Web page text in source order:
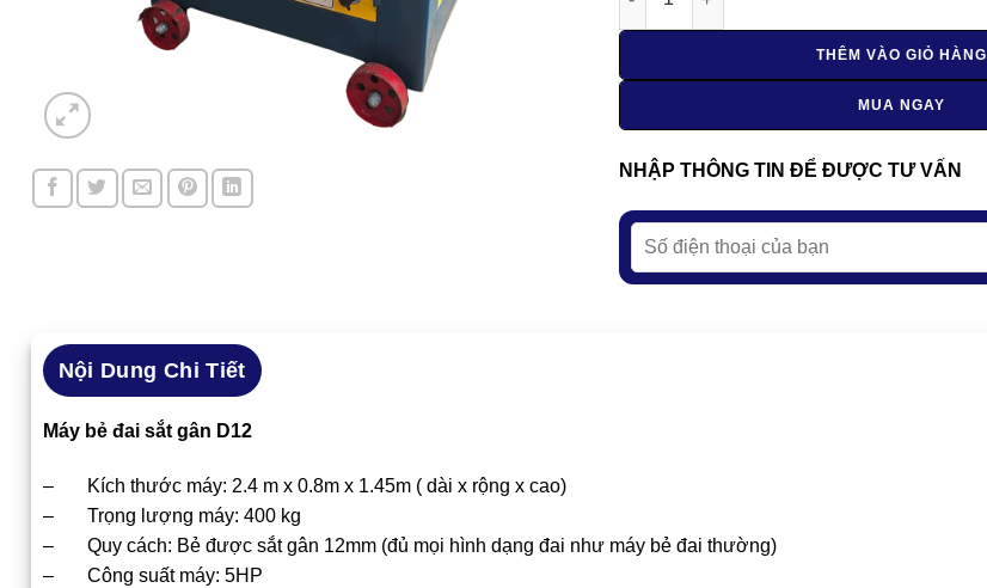
THÊM VÀO GIỎ HÀNG
MUA NGAY
NHẬP THÔNG TIN ĐỂ ĐƯỢC TƯ VẤN
Nội Dung Chi Tiết
Máy bẻ đai sắt gân D12
– Kích thước máy: 2.4 m x 0.8m x 1.45m ( dài x rộng x cao)
– Trọng lượng máy: 400 kg
– Quy cách: Bẻ được sắt gân 12mm (đủ mọi hình dạng đai như máy bẻ đai thường)
– Công suất máy: 5HP